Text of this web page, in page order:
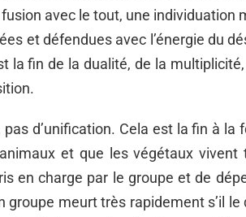
avec le tout, une individuation
et défendues avec l’énergie du
la fin de la dualité, de la
d’unification. Cela est la fin à la
et que les végétaux
en charge par le groupe et de
groupe meurt très rapidement s’il